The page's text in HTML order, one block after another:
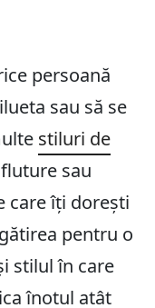
persoană
sau să se
stiluri de
sau
care îți dorești
pentru o
stilul în care
înotul atât